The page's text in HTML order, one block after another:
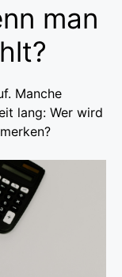
man
Manche
lang: Wer wird